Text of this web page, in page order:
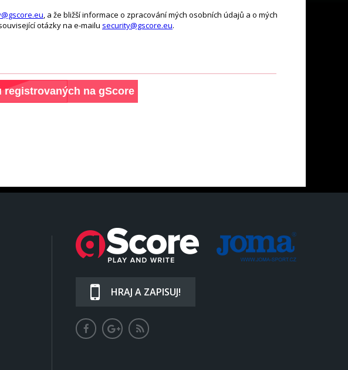
, a že bližší informace o zpracování mých osobních údajů a o mých
otázky na e-mailu security@gscore.eu.
HRAJ A ZAPISUJ!